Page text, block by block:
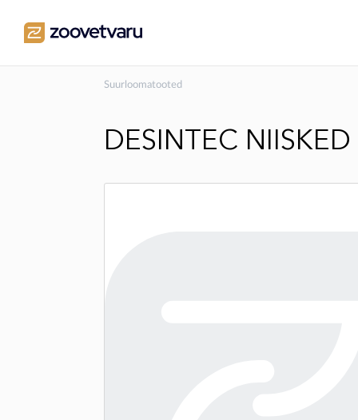
Suurloomatooted
DESINTEC